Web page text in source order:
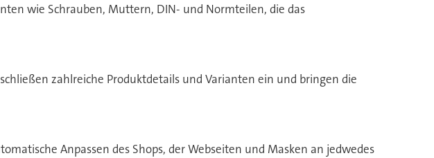
wie Schrauben, Muttern, DIN- und Normteilen, die das
zahlreiche Produktdetails und Varianten ein und bringen die
Anpassen des Shops, der Webseiten und Masken an jedwedes